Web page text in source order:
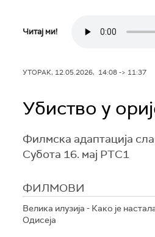
Читај ми!
УТОРАК, 12.05.2026, 14:08 -> 11:37
Убиство у
Филмска адаптација
Субота 16. мај РТС1
ФИЛМОВИ
Велика илузија - Како је
Одисеја